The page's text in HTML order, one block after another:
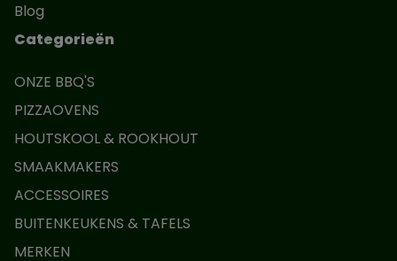
Blog
Categorieën
ONZE BBQ'S
PIZZAOVENS
HOUTSKOOL & ROOKHOUT
SMAAKMAKERS
ACCESSOIRES
BUITENKEUKENS & TAFELS
MERKEN